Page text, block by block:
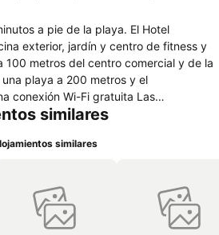
a pie de la playa. El Hotel
exterior, jardín y centro de fitness y
100 metros del centro comercial y de la
playa a 200 metros y el
Wi-Fi gratuita Las
privado con ducha, aire
recepción 24 horas y piscina
similares
similares